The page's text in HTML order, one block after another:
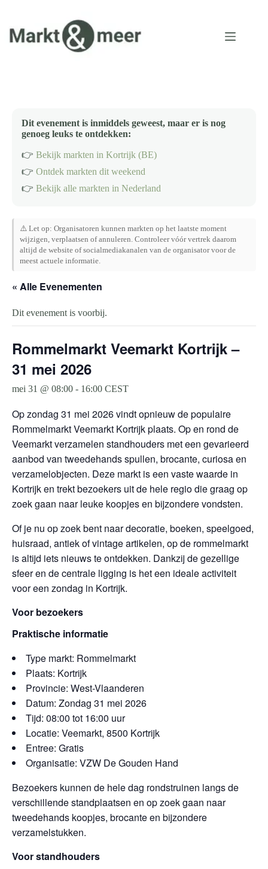
inhoud
Dit evenement is inmiddels geweest, maar er is nog
genoeg leuks te ontdekken:
👉 Bekijk markten in Kortrijk (BE)
👉 Ontdek markten dit weekend
👉 Bekijk alle markten in Nederland
⚠️ Let op: Organisatoren kunnen markten op het laatste moment
wijzigen, verplaatsen of annuleren. Controleer vóór vertrek daarom
altijd de website of socialmediakanalen van de organisator voor de
meest actuele informatie.
« Alle Evenementen
Dit evenement is voorbij.
Rommelmarkt Veemarkt Kortrijk –
31 mei 2026
mei 31 @ 08:00 - 16:00 CEST
Op zondag 31 mei 2026 vindt opnieuw de populaire
Rommelmarkt Veemarkt Kortrijk plaats. Op en rond de
Veemarkt verzamelen standhouders met een gevarieerd
aanbod van tweedehands spullen, brocante, curiosa en
verzamelobjecten. Deze markt is een vaste waarde in
Kortrijk en trekt bezoekers uit de hele regio die graag op
zoek gaan naar leuke koopjes en bijzondere vondsten.
Of je nu op zoek bent naar decoratie, boeken, speelgoed,
huisraad, antiek of vintage artikelen, op de rommelmarkt
is altijd iets nieuws te ontdekken. Dankzij de gezellige
sfeer en de centrale ligging is het een ideale activiteit
voor een zondag in Kortrijk.
Voor bezoekers
Praktische informatie
Type markt: Rommelmarkt
Plaats: Kortrijk
Provincie: West-Vlaanderen
Datum: Zondag 31 mei 2026
Tijd: 08:00 tot 16:00 uur
Locatie: Veemarkt, 8500 Kortrijk
Entree: Gratis
Organisatie: VZW De Gouden Hand
Bezoekers kunnen de hele dag rondstruinen langs de
verschillende standplaatsen en op zoek gaan naar
tweedehands koopjes, brocante en bijzondere
verzamelstukken.
Voor standhouders